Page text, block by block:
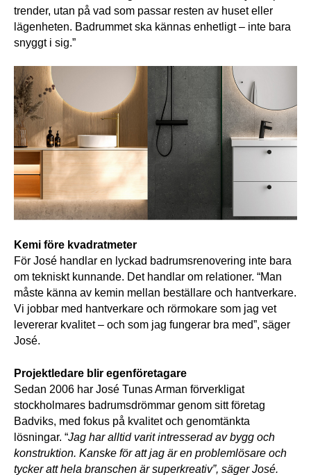
trender, utan på vad som passar resten av huset eller
lägenheten. Badrummet ska kännas enhetligt – inte bara
snyggt i sig.”
Kemi före kvadratmeter
För José handlar en lyckad badrumsrenovering inte bara
om tekniskt kunnande. Det handlar om relationer. “Man
måste känna av kemin mellan beställare och hantverkare.
Vi jobbar med hantverkare och rörmokare som jag vet
levererar kvalitet – och som jag fungerar bra med”, säger
José.
Projektledare blir egenföretagare
Sedan 2006 har José Tunas Arman förverkligat
stockholmares badrumsdrömmar genom sitt företag
Badviks, med fokus på kvalitet och genomtänkta
lösningar. “Jag har alltid varit intresserad av bygg och
konstruktion. Kanske för att jag är en problemlösare och
tycker att hela branschen är superkreativ”, säger José.